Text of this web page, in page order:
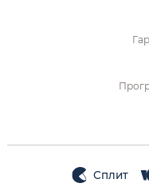
Сплит